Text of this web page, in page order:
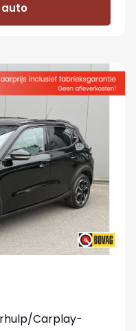
auto
Carplay-